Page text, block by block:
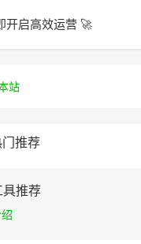
开启高效运营 🚀
站
门推荐
推荐